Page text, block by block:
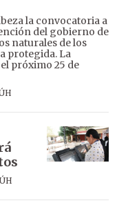
la convocatoria a
del gobierno de
naturales de los
protegida. La
próximo 25 de